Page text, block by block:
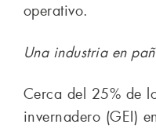
operativo.
Una industria en
Cerca del 25% de
invernadero (GEI)